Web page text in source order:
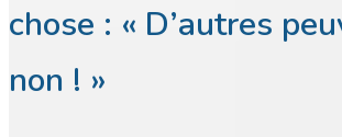
chose : « D’autres
non ! »